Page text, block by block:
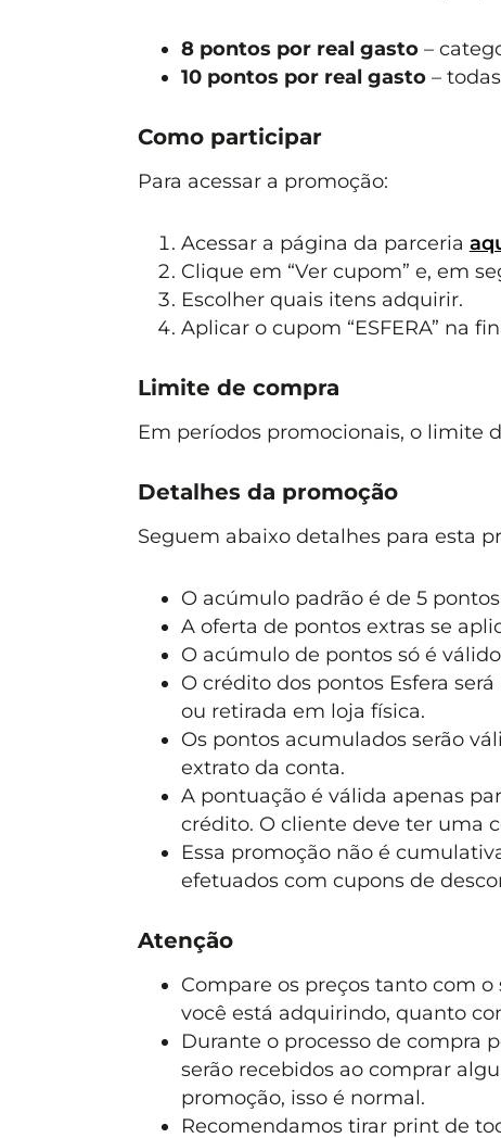
8 pontos por real gasto–
10 pontos por real gasto–
Como participar
Para acessar a promoção:
Acessar a página da parceria
Clique em “Ver cupom” e, em
Escolher quais itens adquirir.
Aplicar o cupom “ESFERA” na
Limite de compra
Em períodos promocionais, o limite
Detalhes da promoção
Seguem abaixo detalhes para esta
O acúmulo padrão é de 5
A oferta de pontos extras se
O acúmulo de pontos só é
O crédito dos pontos Esfera
ou retirada em loja física.
Os pontos acumulados serão
extrato da conta.
A pontuação é válida apenas
crédito. O cliente deve ter uma
Essa promoção não é
efetuados com cupons de
Atenção
Compare os preços tanto com
você está adquirindo, quanto
Durante o processo de compra
serão recebidos ao comprar
promoção, isso é normal.
Recomendamos tirar print de